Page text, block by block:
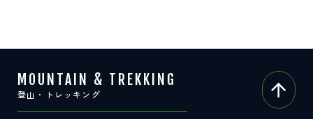
MOUNTAIN & TREKKING
登山・トレッキング